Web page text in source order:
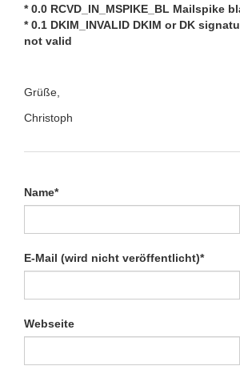
* 0.0 RCVD_IN_MSPIKE_BL Mailspike
* 0.1 DKIM_INVALID DKIM or DK
not valid
Grüße,
Christoph
Pflichtfeld
Name*
Pflichtfeld
E-Mail (wird nicht veröffentlicht)*
Webseite